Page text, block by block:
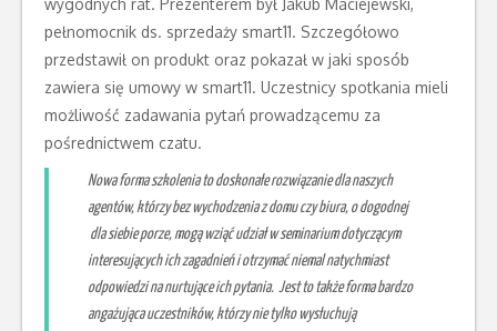
pełnomocnik ds. sprzedaży smart11. Szczegółowo
przedstawił on produkt oraz pokazał w jaki sposób
zawiera się umowy w smart11. Uczestnicy spotkania mieli
możliwość zadawania pytań prowadzącemu za
pośrednictwem czatu.
Nowa forma szkolenia to doskonałe rozwiązanie dla naszych
agentów, którzy bez wychodzenia z domu czy biura, o dogodnej
dla siebie porze, mogą wziąć udział w seminarium dotyczącym
interesujących ich zagadnień i otrzymać niemal natychmiast
odpowiedzi na nurtujące ich pytania. Jest to także forma bardzo
angażująca uczestników, którzy nie tylko wysłuchują